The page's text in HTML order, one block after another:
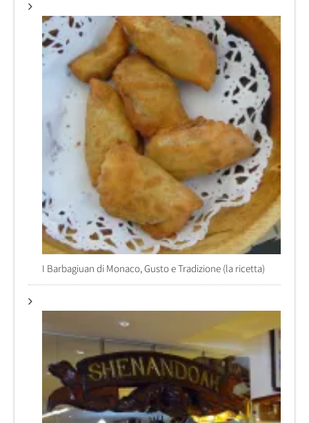
I Barbagiuan di Monaco, Gusto e Tradizione (la ricetta)